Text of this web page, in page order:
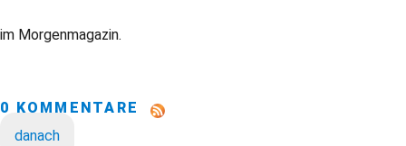
im Morgenmagazin.
0 KOMMENTARE
danach